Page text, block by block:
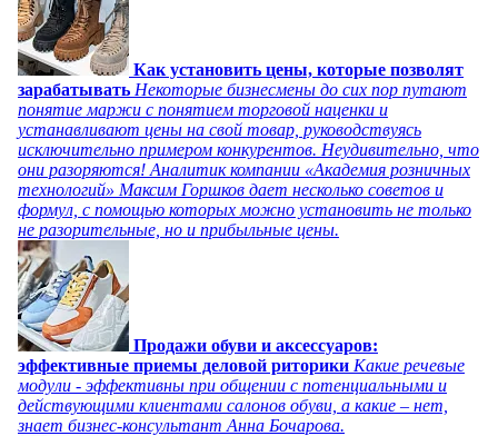
Как установить цены, которые позволят
зарабатывать Некоторые бизнесмены до сих пор путают
понятие маржи с понятием торговой наценки и
устанавливают цены на свой товар, руководствуясь
исключительно примером конкурентов. Неудивительно, что
они разоряются! Аналитик компании «Академия розничных
технологий» Максим Горшков дает несколько советов и
формул, с помощью которых можно установить не только
не разорительные, но и прибыльные цены.
Продажи обуви и аксессуаров:
эффективные приемы деловой риторики Какие речевые
модули - эффективны при общении с потенциальными и
действующими клиентами салонов обуви, а какие – нет,
знает бизнес-консультант Анна Бочарова.